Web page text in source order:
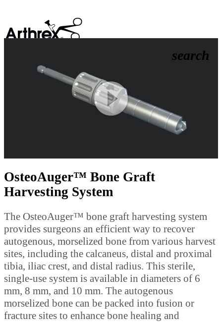
search
Play
Video
OsteoAuger™ Bone Graft
Harvesting System
The OsteoAuger™ bone graft harvesting system
provides surgeons an efficient way to recover
autogenous, morselized bone from various harvest
sites, including the calcaneus, distal and proximal
tibia, iliac crest, and distal radius. This sterile,
single-use system is available in diameters of 6
mm, 8 mm, and 10 mm. The autogenous
morselized bone can be packed into fusion or
fracture sites to enhance bone healing and